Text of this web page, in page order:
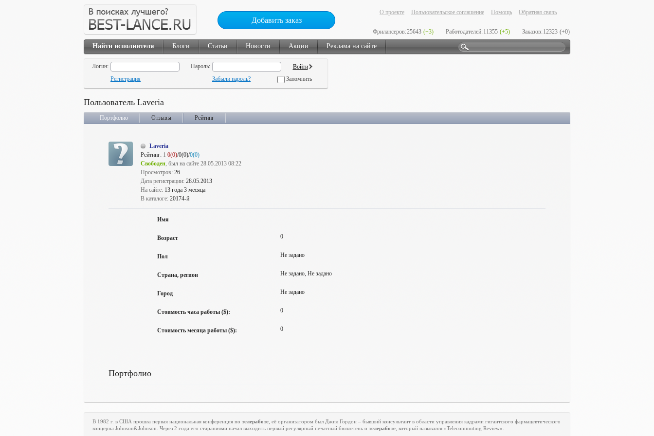
Добавить заказ
О проекте Пользовательское соглашение Помощь Обратная связь
Фрилансеров:25643 (+3) Работодателей:11355 (+5) Заказов:12323 (+0)
Найти исполнителя Блоги Статьи Новости Акции Реклама на сайте
Логин:
Пароль:
Регистрация
Забыли пароль? Запомнить
Пользователь Laveria
Портфолио Отзывы Рейтинг
Laveria
Рейтинг: 1 0(0)/0(0)/0(0)
Свободен, был на сайте 28.05.2013 08:22
Просмотров: 26
Дата регистрации: 28.05.2013
На сайте: 13 года 3 месяца
В каталоге: 20174-й
Имя
Возраст 0
Пол Не задано
Страна, регион Не задано, Не задано
Город Не задано
Стоимость часа работы ($): 0
Стоимость месяца работы ($): 0
Портфолио
В 1982 г. в США прошла первая национальная конференция по телеработе , её организатором был Джил Гордон – бывший консультант в области управления кадрами гигантского фармацевтического
концерна Johnson&Johnson. Через 2 года его стараниями начал выходить первый регулярный печатный бюллетень о телеработе , который назывался «Telecommuting Review».